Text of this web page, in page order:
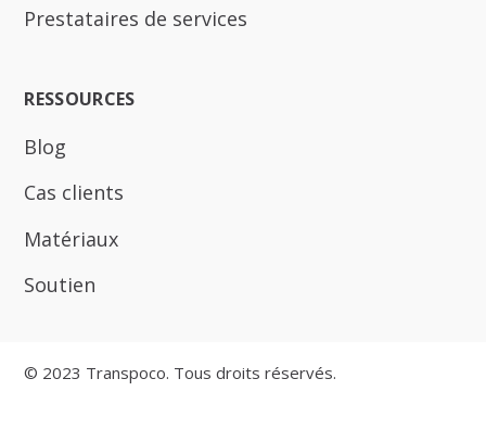
Prestataires de services
RESSOURCES
Blog
Cas clients
Matériaux
Soutien
© 2023 Transpoco. Tous droits réservés.